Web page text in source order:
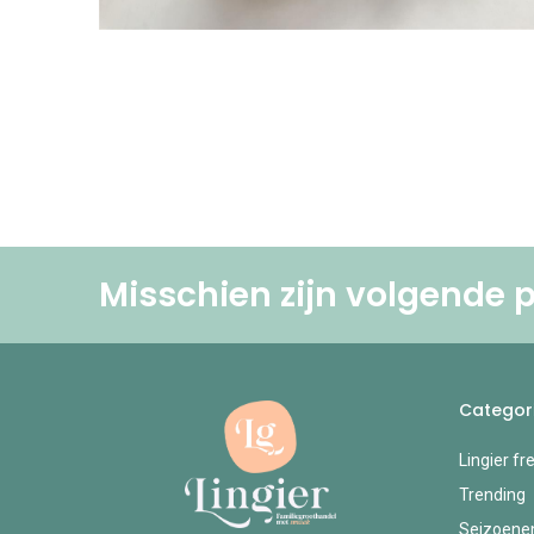
Misschien zijn volgende
Lingier
Trending